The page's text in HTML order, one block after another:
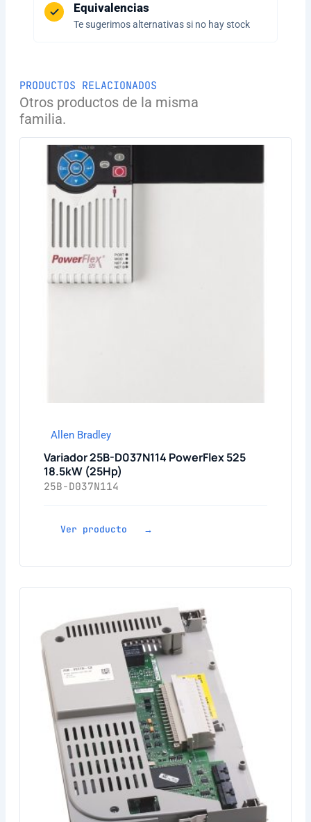
Equivalencias
Te sugerimos alternativas si no hay stock
PRODUCTOS RELACIONADOS
Otros productos de la misma
familia.
Allen Bradley
Variador 25B-D037N114 PowerFlex 525
18.5kW (25Hp)
25B-D037N114
Ver producto →